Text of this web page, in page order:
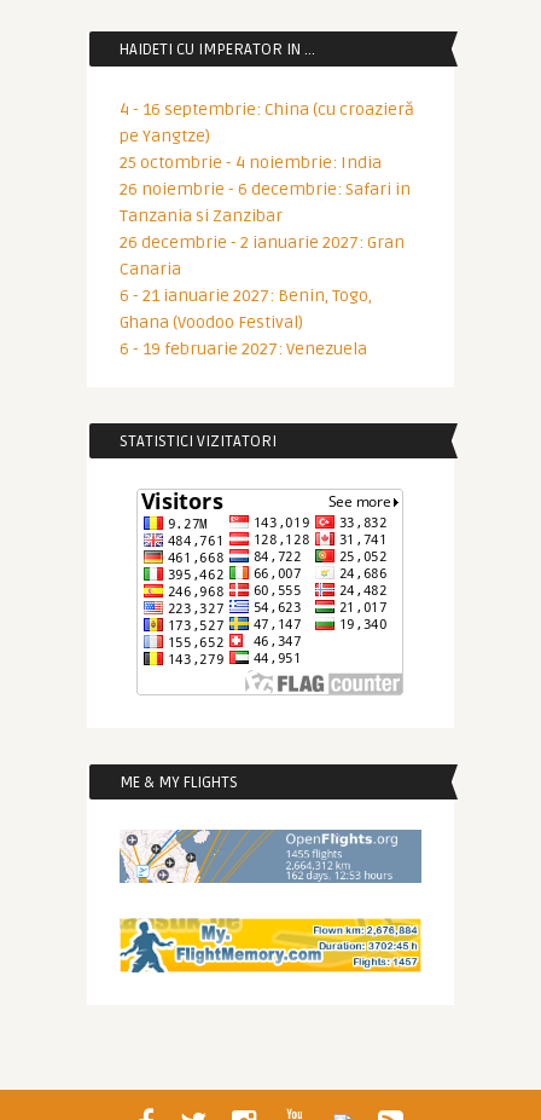
HAIDETI CU IMPERATOR IN …
4 - 16 septembrie: China (cu croazieră
pe Yangtze)
25 octombrie - 4 noiembrie: India
26 noiembrie - 6 decembrie: Safari in
Tanzania si Zanzibar
26 decembrie - 2 ianuarie 2027: Gran
Canaria
6 - 21 ianuarie 2027: Benin, Togo,
Ghana (Voodoo Festival)
6 - 19 februarie 2027: Venezuela
STATISTICI VIZITATORI
ME & MY FLIGHTS